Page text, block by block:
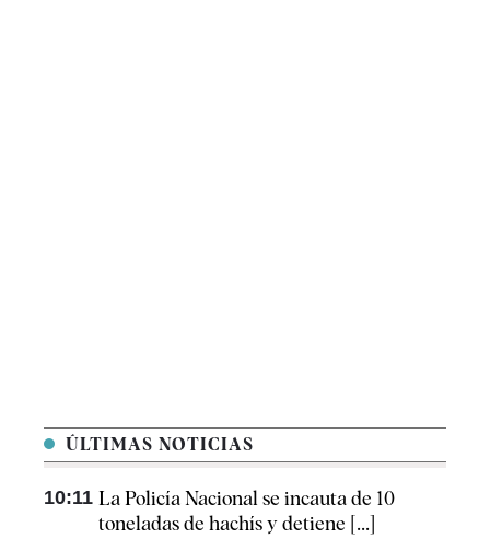
ÚLTIMAS NOTICIAS
10:11 La Policía Nacional se incauta de 10
toneladas de hachís y detiene [...]